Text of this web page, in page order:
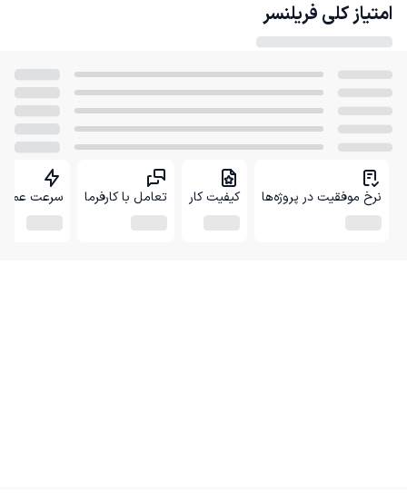
امتیاز کلی فریلنسر
نرخ موفقیت در پروژه‌ها کیفیت کار تعامل با کارفرما سرعت عمل